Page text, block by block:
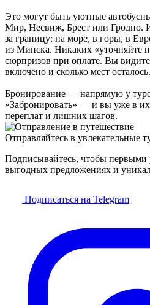
Это могут быть уютные
Мир, Несвиж, Брест или Гродно.
за границу: на море, в горы, в
из Минска. Никаких «уточняйте
сюрпризов при оплате. Вы видите
включено и сколько мест осталось.
Бронирование — напрямую у
«Забронировать» — и вы уже в их
переплат и лишних шагов.
Отправляйтесь в увлекательные
Подписывайтесь, чтобы первыми
выгодных предложениях и
Подписаться на Telegram